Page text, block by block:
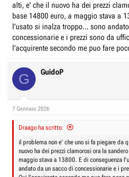
alti, e' che il nuovo ha dei prezzi
base 14800 euro, a maggio stava a
l'usato si inalza troppo... sono
concessionarie e i prezzi sono da
l'acquirente secondo me puo fare
G GuidoP
7 Gennaio 2026
Draago ha scritto:
il problema non e' che uno si fa piegare da
nuovo ha dei prezzi clamorosi ora la
maggio stava a 13800. E di conseguenza
andato da un sacco di concessionarie e i